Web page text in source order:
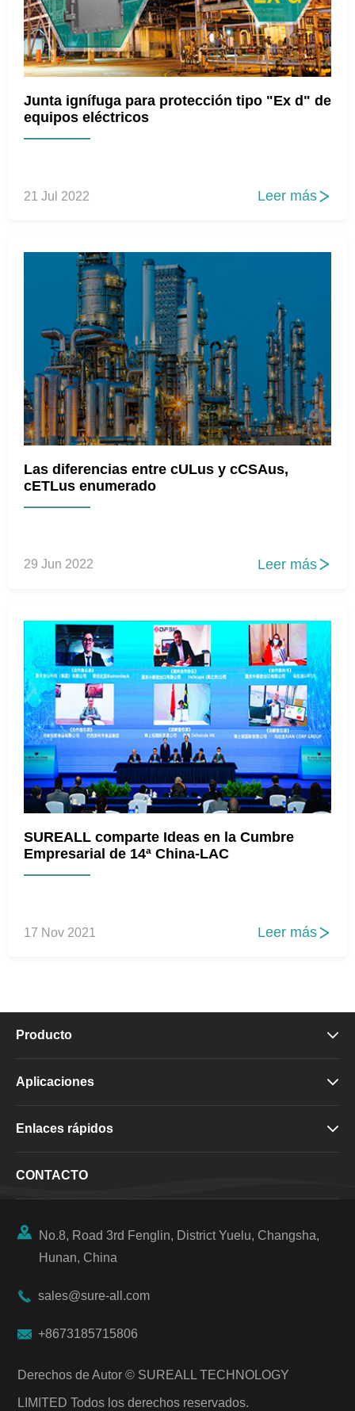
Junta ignífuga para protección tipo "Ex d" de
equipos eléctricos
21 Jul 2022 Leer más 
Las diferencias entre cULus y cCSAus,
cETLus enumerado
29 Jun 2022 Leer más 
SUREALL comparte Ideas en la Cumbre
Empresarial de 14ª China-LAC
17 Nov 2021 Leer más 
Producto 
Aplicaciones 
Enlaces rápidos 
CONTACTO

No.8, Road 3rd Fenglin, District Yuelu, Changsha,
Hunan, China
 sales@sure-all.com
 +8673185715806
Derechos de Autor © SUREALL TECHNOLOGY
LIMITED Todos los derechos reservados.